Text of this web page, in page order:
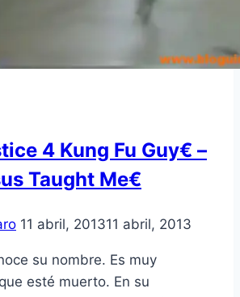
4 Kung Fu Guy€ –
Taught Me€
11 abril, 201311 abril, 2013
su nombre. Es muy
esté muerto. En su